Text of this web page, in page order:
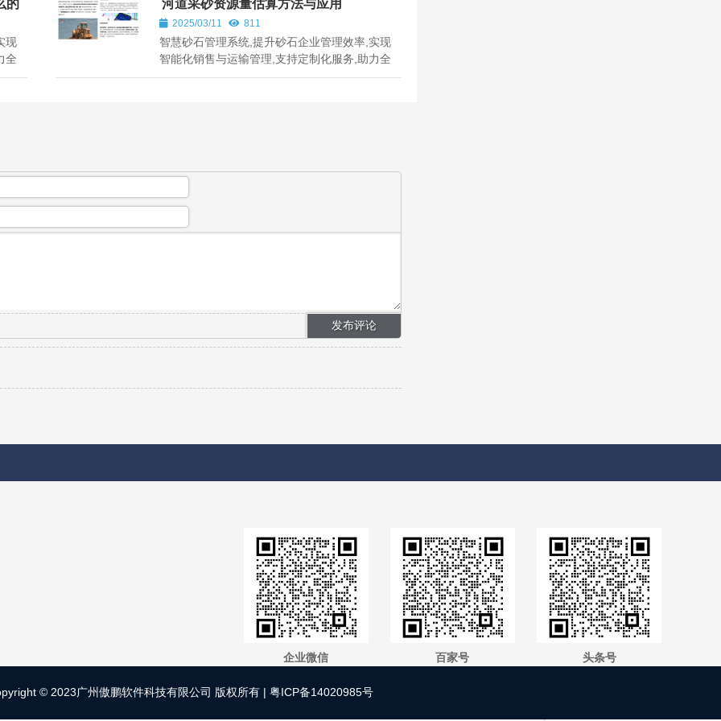
的
现
全
河道采砂资源量估算方法与应用
2025/03/11 811
智慧砂石管理系统,提升砂石企业管理效率,实现
智能化销售与运输管理,支持定制化服务,助力全
国各地砂石行业发展。
企业微信 百家号 头条号
© 2023广州傲鹏软件科技有限公司 版权所有 | 粤ICP备14020985号